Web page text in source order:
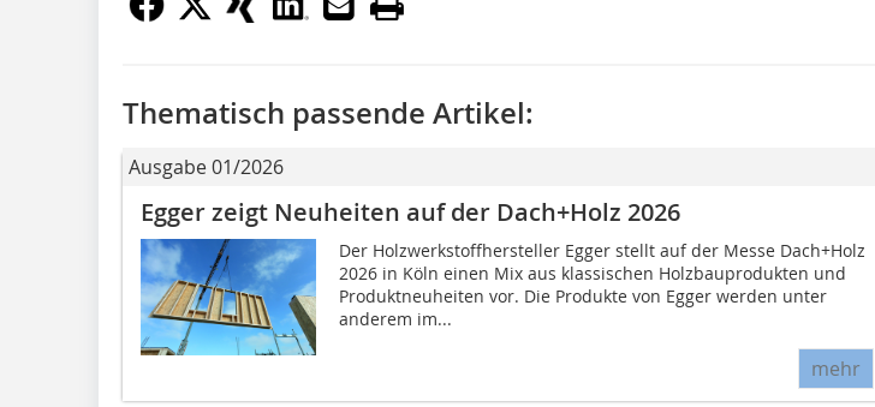
Thematisch passende Artikel:
Ausgabe 01/2026
Egger zeigt Neuheiten auf der Dach+Holz 2026
Der Holzwerkstoffhersteller Egger stellt auf der Messe Dach+Holz
2026 in Köln einen Mix aus klassischen Holzbauprodukten und
Produktneuheiten vor. Die Produkte von Egger werden unter
anderem im...
mehr